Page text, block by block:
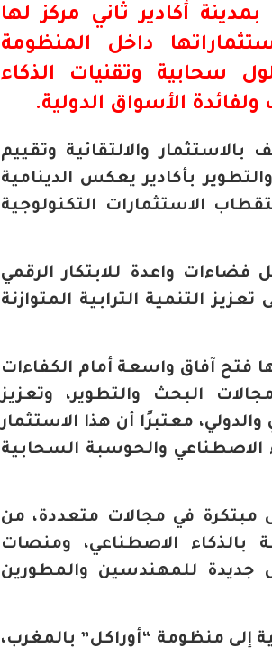
أكادير ثاني مركز لها
داخل المنظومة
سحابية وتقنيات الذكاء
الأسواق الدولية.
والالتقائية وتقييم
بأكادير يعكس الدينامية
الاستثمارات التكنولوجية
واعدة للابتكار الرقمي
التنمية الترابية المتوازنة
آفاق واسعة أمام الكفاءات
البحث والتطوير، وتعزيز
معتبرًا أن هذا الاستثمار
الاصطناعي والحوسبة السحابية
مبتكرة في مجالات متعددة، من
بالذكاء الاصطناعي، ومنصات
جديدة للمهندسين والمطورين
إلى منظومة “أوراكل” بالمغرب،